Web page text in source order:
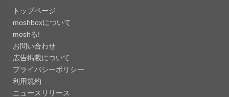
「LINE 26.12.0」iOS向け最新版をリリース。
Liguid G...
「Pokémon GO 0.423.1」iOS向け最新版をリリー
ス。
ース。...
トップページ
moshboxについて
moshる!
お問い合わせ
広告掲載について
プライバシーポリシー
利用規約
ニュースリリース